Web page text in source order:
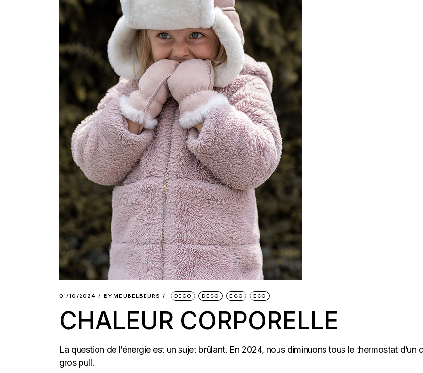
01/10/2024 BY MEUBELBEURS DECO DECO ECO ECO
CHALEUR CORPORELLE
La question de l’énergie est un sujet brûlant. En 2024, nous diminuons tous le thermostat
gros pull.